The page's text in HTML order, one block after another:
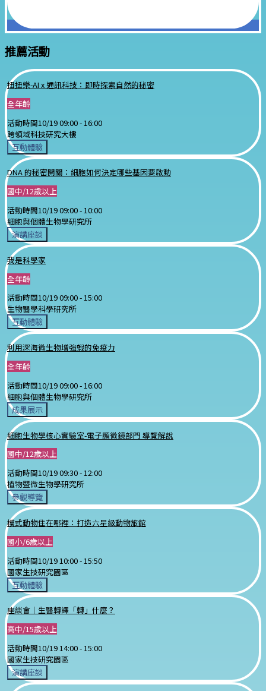
推薦活動
扭扭樂-AI x 通訊科技：即時探索自然的秘密
全年齡
活動時間10/19 09:00 - 16:00
跨領域科技研究大樓
互動體驗
DNA 的秘密開關：細胞如何決定哪些基因要啟動
國中/12歲以上
活動時間10/19 09:00 -10:00
細胞與個體生物學研究所
演講座談
我是科學家
全年齡
活動時間10/19 09:00 -15:00
生物醫學科學研究所
互動體驗
利用深海微生物增強蝦的免疫力
全年齡
活動時間10/19 09:00 - 16:00
細胞與個體生物學研究所
成果展示
細胞生物學核心實驗室-電子顯微鏡部門 導覽解說
國中/12歲以上
活動時間10/19 09:30 -12:00
植物暨微生物學研究所
參觀導覽
模式動物住在哪裡：打造六星級動物旅館
國小/6歲以上
活動時間10/19 10:00 - 15:50
國家生技研究園區
互動體驗
座談會｜生醫轉譯「轉」什麼？
高中/15歲以上
活動時間10/19 14:00 -15:00
國家生技研究園區
演講座談